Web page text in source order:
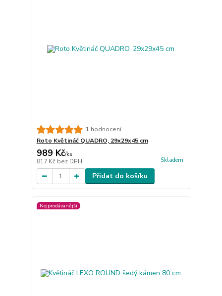
1 hodnocení
Roto Květináč QUADRO, 29x29x45 cm
989 Kč/ks
817 Kč bez DPH Skladem
Přidat do košíku
Nejprodávanější